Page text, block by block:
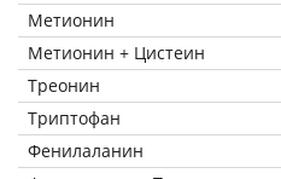
Метионин
Метионин + Цистеин
Треонин
Триптофан
Фенилаланин